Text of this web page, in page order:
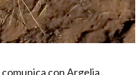
con Argelia,